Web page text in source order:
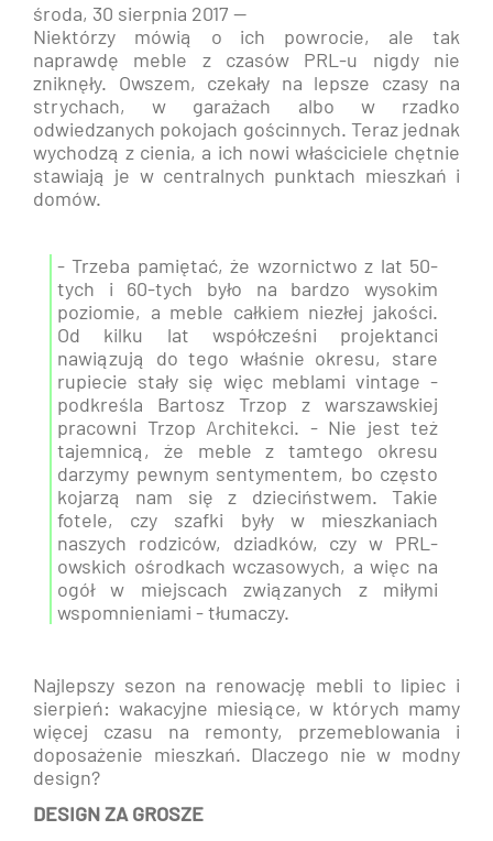
środa, 30 sierpnia 2017 —
Niektórzy mówią o ich powrocie, ale tak
naprawdę meble z czasów PRL-u nigdy nie
zniknęły. Owszem, czekały na lepsze czasy na
strychach, w garażach albo w rzadko
odwiedzanych pokojach gościnnych. Teraz jednak
wychodzą z cienia, a ich nowi właściciele chętnie
stawiają je w centralnych punktach mieszkań i
domów.
- Trzeba pamiętać, że wzornictwo z lat 50-
tych i 60-tych było na bardzo wysokim
poziomie, a meble całkiem niezłej jakości.
Od kilku lat współcześni projektanci
nawiązują do tego właśnie okresu, stare
rupiecie stały się więc meblami vintage -
podkreśla Bartosz Trzop z warszawskiej
pracowni Trzop Architekci. - Nie jest też
tajemnicą, że meble z tamtego okresu
darzymy pewnym sentymentem, bo często
kojarzą nam się z dzieciństwem. Takie
fotele, czy szafki były w mieszkaniach
naszych rodziców, dziadków, czy w PRL-
owskich ośrodkach wczasowych, a więc na
ogół w miejscach związanych z miłymi
wspomnieniami - tłumaczy.
Najlepszy sezon na renowację mebli to lipiec i
sierpień: wakacyjne miesiące, w których mamy
więcej czasu na remonty, przemeblowania i
doposażenie mieszkań. Dlaczego nie w modny
design?
DESIGN ZA GROSZE